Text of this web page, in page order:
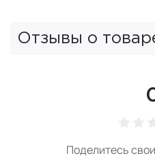
Отзывы о
Поделитесь